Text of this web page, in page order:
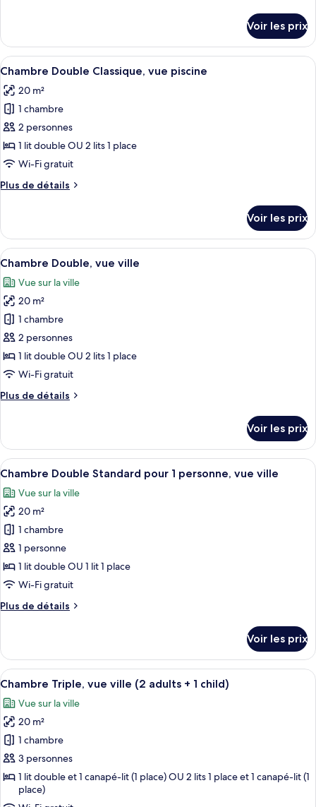
vue
piscine
(2
Adults
and
Child)
le
type
de
Chambre
Supérieure,
piscine
(2
Adults
and
1
Voir les prix
Afficher
toutes
les
photos
pour
ce
type
chambre :
Classique,
vue
piscine
Une chambre d’hôtel avec un grand
7
Chambre Double Classique, vue piscine
20 m²
1 chambre
2 personnes
1 lit double OU 2 lits 1 place
Wi-Fi gratuit
Plus de détails
Plus
le
type
de
Chambre
Double
Classique,
vue
piscine
Voir les prix
Afficher
toutes
les
photos
pour
ce
type
de
chambre :
Chambre
ville
Un lit double avec deux oreillers,
6
Chambre Double, vue ville
Vue sur la ville
20 m²
1 chambre
2 personnes
1 lit double OU 2 lits 1 place
Wi-Fi gratuit
Plus de détails
Plus
le
type
de
Chambre
Double,
vue
ville
Voir les prix
Afficher
toutes
les
photos
pour
ce
type
de
chambre :
Chambre
pour
1
personne,
vue
ville
Une table sur le balcon, avec une
8
Chambre Double Standard pour 1 personne, vue ville
Vue sur la ville
20 m²
1 chambre
1 personne
1 lit double OU 1 lit 1 place
Wi-Fi gratuit
Plus de détails
Plus
le
type
de
Chambre
Double
Standard
pour
personne,
vue
Voir les prix
Afficher
toutes
les
photos
pour
ce
type
Une chambre d’hôtel équipée d’un
6
Chambre Triple, vue ville (2 adults + 1 child)
Vue sur la ville
20 m²
1 chambre
3 personnes
1 lit double et 1 canapé-lit (1 place) OU 2 lits 1 place et 1 canapé-lit (1
place)